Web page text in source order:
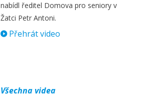
nabídl ředitel Domova pro seniory v
Žatci Petr Antoni.
Přehrát video
Všechna videa